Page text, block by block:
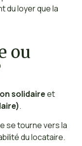
du loyer que la
ou
solidaireet
.
se tourne vers la
du locataire.